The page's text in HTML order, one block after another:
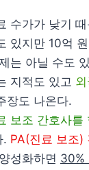
수가가 낮기
있지만 10억
는 아닐 수도
지적도 있고
장도 나온다.
보조 간호사를
. PA(진료 보조)
성화하면 30%